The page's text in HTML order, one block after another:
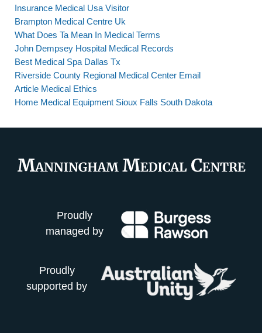
Insurance Medical Usa Visitor
Brampton Medical Centre Uk
What Does Ta Mean In Medical Terms
John Dempsey Hospital Medical Records
Best Medical Spa Dallas Tx
Riverside County Regional Medical Center Email
Article Medical Ethics
Home Medical Equipment Sioux Falls South Dakota
Proudly
managed by
Proudly
supported by